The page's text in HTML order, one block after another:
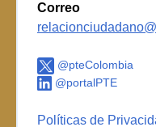
Correo
@pteColombia
@portalPTE
Políticas de